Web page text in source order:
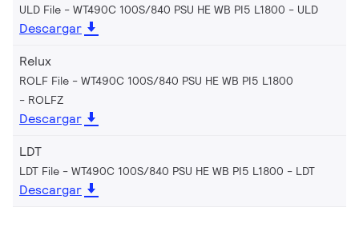
ULD File - WT490C 100S/840 PSU HE WB PI5 L1800 ULD
Descargar
Relux
ROLF File - WT490C 100S/840 PSU HE WB PI5 L1800
ROLFZ
Descargar
LDT
LDT File - WT490C 100S/840 PSU HE WB PI5 L1800 LDT
Descargar